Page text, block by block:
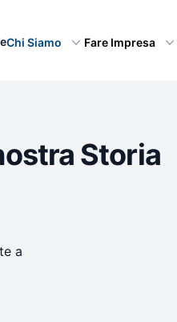
Chi Siamo Fare Impresa
Storia
a